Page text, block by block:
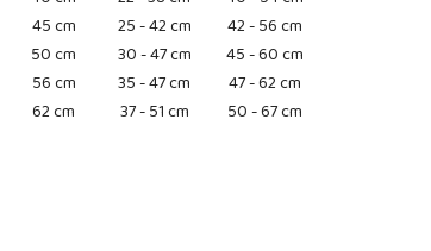
45 cm 25 - 42 cm
42 - 56 cm
50 cm 30 - 47 cm
45 - 60 cm
56 cm 35 - 47 cm
47 - 62 cm
62 cm 37 - 51 cm 50 - 67 cm